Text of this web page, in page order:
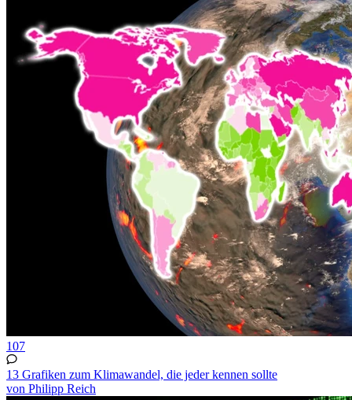
107
13 Grafiken zum Klimawandel, die jeder kennen sollte
von Philipp Reich